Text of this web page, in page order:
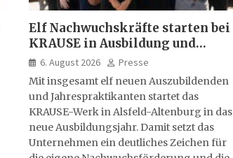
Elf Nachwuchskräfte starten bei
KRAUSE in Ausbildung und
Jahrespraktikum
6. August 2026
Presse
Mit insgesamt elf neuen Auszubildenden
und Jahrespraktikanten startet das
KRAUSE-Werk in Alsfeld-Altenburg in das
neue Ausbildungsjahr. Damit setzt das
Unternehmen ein deutliches Zeichen für